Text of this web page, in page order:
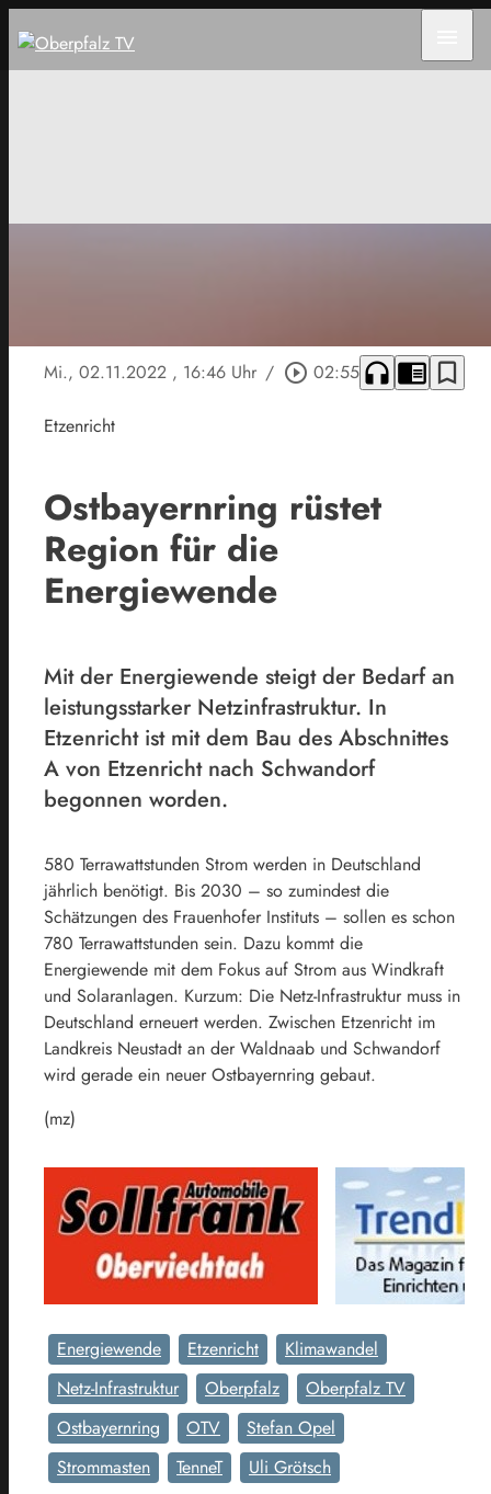
Mi., 02.11.2022 , 16:46 Uhr / play_circle_outline 02:55 headphones chrome_reader_mode bookmark_border
Etzenricht
Ostbayernring rüstet
Region für die
Energiewende
Mit der Energiewende steigt der Bedarf an
leistungsstarker Netzinfrastruktur. In
Etzenricht ist mit dem Bau des Abschnittes
A von Etzenricht nach Schwandorf
begonnen worden.
580 Terrawattstunden Strom werden in Deutschland
jährlich benötigt. Bis 2030 – so zumindest die
Schätzungen des Frauenhofer Instituts – sollen es schon
780 Terrawattstunden sein. Dazu kommt die
Energiewende mit dem Fokus auf Strom aus Windkraft
und Solaranlagen. Kurzum: Die Netz-Infrastruktur muss in
Deutschland erneuert werden. Zwischen Etzenricht im
Landkreis Neustadt an der Waldnaab und Schwandorf
wird gerade ein neuer Ostbayernring gebaut.
(mz)
Energiewende Etzenricht
Klimawandel
Netz-Infrastruktur
Oberpfalz
Oberpfalz TV
Ostbayernring
OTV
Stefan Opel
Strommasten
TenneT Uli Grötsch